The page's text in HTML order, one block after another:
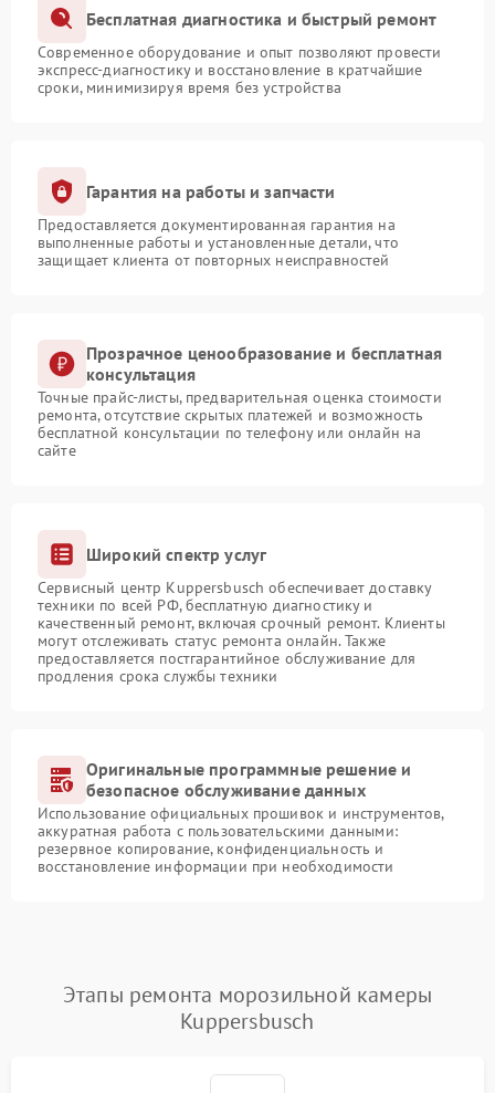
Бесплатная диагностика и быстрый ремонт
Современное оборудование и опыт позволяют провести
экспресс-диагностику и восстановление в кратчайшие
сроки, минимизируя время без устройства
Гарантия на работы и запчасти
Предоставляется документированная гарантия на
выполненные работы и установленные детали, что
защищает клиента от повторных неисправностей
Прозрачное ценообразование и бесплатная
консультация
Точные прайс-листы, предварительная оценка стоимости
ремонта, отсутствие скрытых платежей и возможность
бесплатной консультации по телефону или онлайн на
сайте
Широкий спектр услуг
Сервисный центр Kuppersbusch обеспечивает доставку
техники по всей РФ, бесплатную диагностику и
качественный ремонт, включая срочный ремонт. Клиенты
могут отслеживать статус ремонта онлайн. Также
предоставляется постгарантийное обслуживание для
продления срока службы техники
Оригинальные программные решение и
безопасное обслуживание данных
Использование официальных прошивок и инструментов,
аккуратная работа с пользовательскими данными:
резервное копирование, конфиденциальность и
восстановление информации при необходимости
Этапы ремонта морозильной камеры
Kuppersbusch